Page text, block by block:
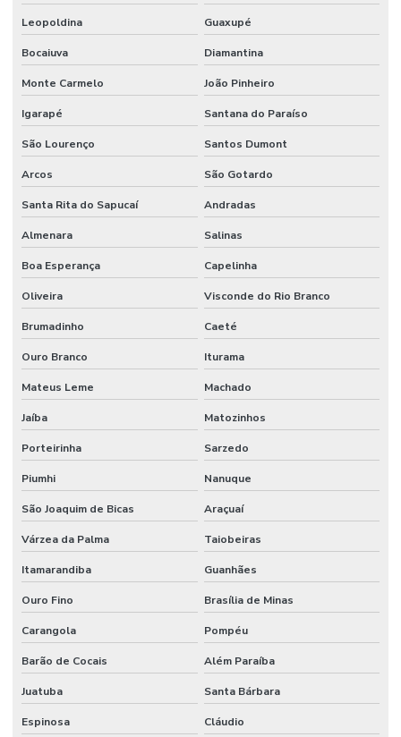
Manutenção Inteligente Em Indústrias
Manutenção Predial Comercial
Manutenção Predial De Edifícios Comerciais
Manutenção Predial De Estruturas
Manutenção Predial De Pequenas Obras
Manutenção Predial E Serviços Técnicos
Manutenção Predial Para Empresas
Manutenção predial preventiva e corretiva
Manutenção Predial Residencial
Manutenção Preditiva
Manutenção Preditiva De Equipamentos
Manutenção Preditiva E Iot
Manutenção Preditiva Para Indústria
Manutenção Preditiva Reduzindo Custos
Manutenção Preventiva
Manutenção preventiva
Manutenção preventiva ar condicionado
Manutenção Preventiva Com Certificação
Leopoldina Guaxupé
Bocaiuva Diamantina
Monte Carmelo João Pinheiro
Igarapé Santana do Paraíso
São Lourenço Santos Dumont
Arcos São Gotardo
Santa Rita do Sapucaí Andradas
Almenara Salinas
Boa Esperança Capelinha
Oliveira Visconde do Rio Branco
Brumadinho Caeté
Ouro Branco Iturama
Mateus Leme Machado
Jaíba Matozinhos
Porteirinha Sarzedo
Piumhi Nanuque
São Joaquim de Bicas Araçuaí
Várzea da Palma Taiobeiras
Itamarandiba Guanhães
Ouro Fino Brasília de Minas
Carangola Pompéu
Barão de Cocais Além Paraíba
Juatuba Santa Bárbara
Espinosa Cláudio